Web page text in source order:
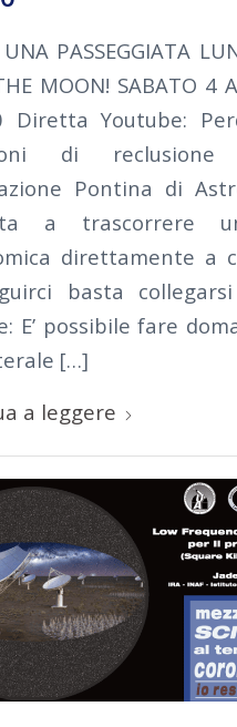
PASSEGGIATA
MOON! SABATO 4
Diretta Youtube:
di reclusione
Pontina di
a trascorrere
direttamente a
basta
E’ possibile fare
[…]
a leggere